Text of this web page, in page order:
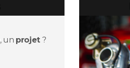
, un projet ?